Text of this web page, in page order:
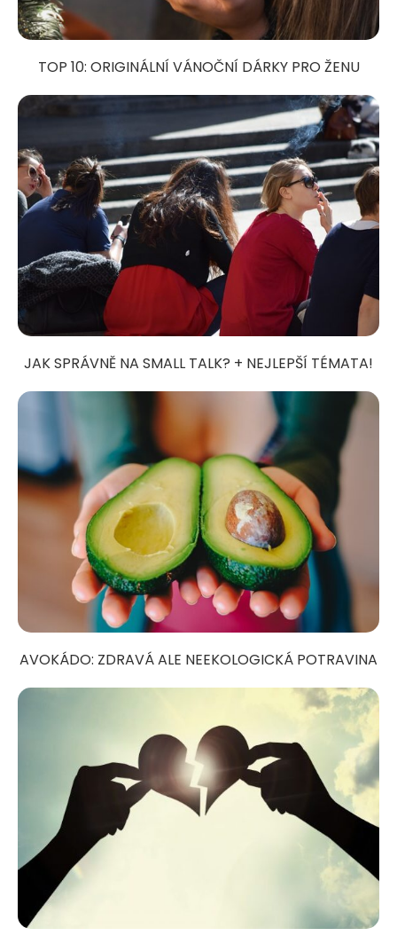
TOP 10: ORIGINÁLNÍ VÁNOČNÍ DÁRKY PRO ŽENU
JAK SPRÁVNĚ NA SMALL TALK? + NEJLEPŠÍ TÉMATA!
AVOKÁDO: ZDRAVÁ ALE NEEKOLOGICKÁ POTRAVINA